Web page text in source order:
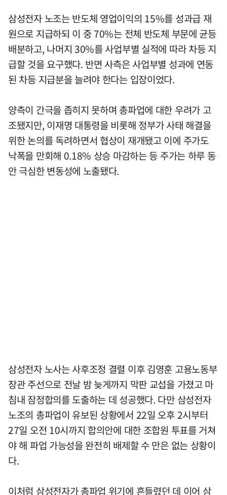
삼성전자 노조는 반도체 영업이익의 15%를 성과급 재
원으로 지급하되 이 중 70%는 전체 반도체 부문에 균등
배분하고, 나머지 30%를 사업부별 실적에 따라 차등 지
급할 것을 요구했다. 반면 사측은 사업부별 성과에 연동
된 차등 지급분을 늘려야 한다는 입장이었다.
양측이 간극을 좁히지 못하며 총파업에 대한 우려가 고
조됐지만, 이재명 대통령을 비롯해 정부가 사태 해결을
위한 논의를 독려하면서 협상이 재개됐고 이에 주가도
낙폭을 만회해 0.18% 상승 마감하는 등 주가는 하루 동
안 극심한 변동성에 노출됐다.
삼성전자 노사는 사후조정 결렬 이후 김영훈 고용노동부
장관 주선으로 전날 밤 늦게까지 막판 교섭을 가졌고 마
침내 잠정합의를 도출하는 데 성공했다. 다만 삼성전자
노조의 총파업이 유보된 상황에서 22일 오후 2시부터
27일 오전 10시까지 합의안에 대한 조합원 투표를 거쳐
야 해 파업 가능성을 완전히 배제할 수 만은 없는 상황이
다.
이처럼 삼성전자가 총파업 위기에 흔들렸던 데 이어 삼